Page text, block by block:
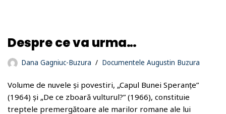
Despre ce va urma…
Dana Gagniuc-Buzura Documentele Augustin Buzura
Volume de nuvele și povestiri, „Capul Bunei Speranțe”
(1964) și „De ce zboară vulturul?” (1966), constituie
treptele premergătoare ale marilor romane ale lui